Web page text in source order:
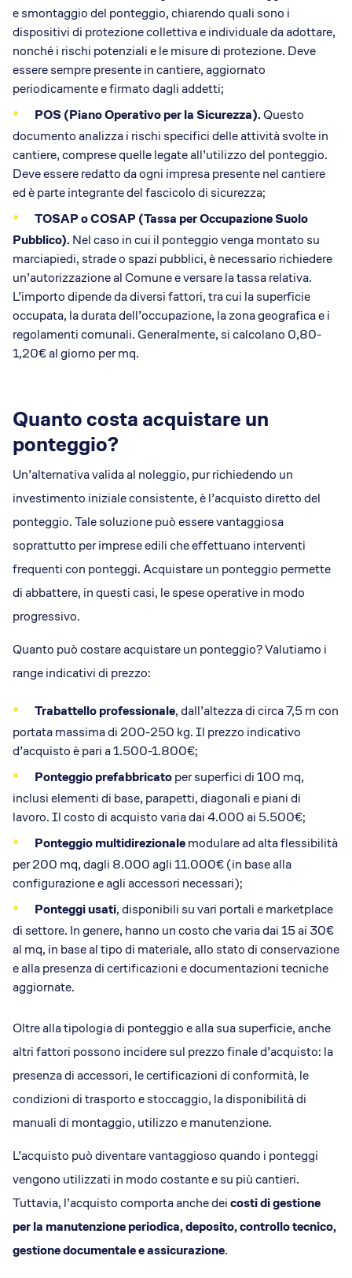
e smontaggio del ponteggio, chiarendo quali sono i
dispositivi di protezione collettiva e individuale da adottare,
nonché i rischi potenziali e le misure di protezione. Deve
essere sempre presente in cantiere, aggiornato
periodicamente e firmato dagli addetti;
POS (Piano Operativo per la Sicurezza).Questo
documento analizza i rischi specifici delle attività svolte in
cantiere, comprese quelle legate all’utilizzo del ponteggio.
Deve essere redatto da ogni impresa presente nel cantiere
ed è parte integrante del fascicolo di sicurezza;
TOSAP o COSAP (Tassa per Occupazione Suolo
Pubblico). Nel caso in cui il ponteggio venga montato su
marciapiedi, strade o spazi pubblici, è necessario richiedere
un’autorizzazione al Comune e versare la tassa relativa.
L’importo dipende da diversi fattori, tra cui la superficie
occupata, la durata dell’occupazione, la zona geografica e i
regolamenti comunali. Generalmente, si calcolano 0,80-
1,20€ al giorno per mq.
Quanto costa acquistare un
ponteggio?
Un’alternativa valida al noleggio, pur richiedendo un
investimento iniziale consistente, è l’acquisto diretto del
ponteggio. Tale soluzione può essere vantaggiosa
soprattutto per imprese edili che effettuano interventi
frequenti con ponteggi. Acquistare un ponteggio permette
di abbattere, in questi casi, le spese operative in modo
progressivo.
Quanto può costare acquistare un ponteggio? Valutiamo i
range indicativi di prezzo:
Trabattello professionale, dall’altezza di circa 7,5 m con
portata massima di 200-250 kg. Il prezzo indicativo
d’acquisto è pari a 1.500-1.800€;
Ponteggio prefabbricatoper superfici di 100 mq,
inclusi elementi di base, parapetti, diagonali e piani di
lavoro. Il costo di acquisto varia dai 4.000 ai 5.500€;
Ponteggio multidirezionalemodulare ad alta flessibilità
per 200 mq, dagli 8.000 agli 11.000€ (in base alla
configurazione e agli accessori necessari);
Ponteggi usati, disponibili su vari portali e marketplace
di settore. In genere, hanno un costo che varia dai 15 ai 30€
al mq, in base al tipo di materiale, allo stato di conservazione
e alla presenza di certificazioni e documentazioni tecniche
aggiornate.
Oltre alla tipologia di ponteggio e alla sua superficie, anche
altri fattori possono incidere sul prezzo finale d’acquisto: la
presenza di accessori, le certificazioni di conformità, le
condizioni di trasporto e stoccaggio, la disponibilità di
manuali di montaggio, utilizzo e manutenzione.
L’acquisto può diventare vantaggioso quando i ponteggi
vengono utilizzati in modo costante e su più cantieri.
Tuttavia, l’acquisto comporta anche deicosti di gestione
per la manutenzione periodica, deposito, controllo tecnico,
gestione documentale e assicurazione.